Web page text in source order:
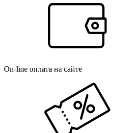
On-line оплата на сайте